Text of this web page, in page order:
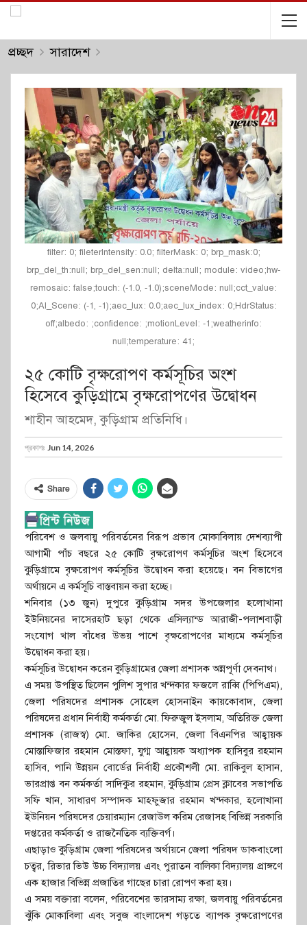
প্রচ্ছদ সারাদেশ
filter: 0; fileterIntensity: 0.0; filterMask: 0; brp_mask:0;
brp_del_th:null; brp_del_sen:null; delta:null; module: video;hw-
remosaic: false;touch: (-1.0, -1.0);sceneMode: null;cct_value:
0;AI_Scene: (-1, -1);aec_lux: 0.0;aec_lux_index: 0;HdrStatus:
off;albedo: ;confidence: ;motionLevel: -1;weatherinfo:
null;temperature: 41;
২৫ কোটি বৃক্ষরোপণ কর্মসূচির অংশ
হিসেবে কুড়িগ্রামে বৃক্ষরোপণের উদ্বোধন
শাহীন আহমেদ, কুড়িগ্রাম প্রতিনিধি।
প্রকাশঃ Jun 14, 2026
Share
পরিবেশ ও জলবায়ু পরিবর্তনের বিরূপ প্রভাব মোকাবিলায় দেশব্যাপী
আগামী পাঁচ বছরে ২৫ কোটি বৃক্ষরোপণ কর্মসূচির অংশ হিসেবে
কুড়িগ্রামে বৃক্ষরোপণ কর্মসূচির উদ্বোধন করা হয়েছে। বন বিভাগের
অর্থায়নে এ কর্মসূচি বাস্তবায়ন করা হচ্ছে।
শনিবার (১৩ জুন) দুপুরে কুড়িগ্রাম সদর উপজেলার হলোখানা
ইউনিয়নের দাসেরহাট ছড়া থেকে এসিল্যান্ড আরাজী-পলাশবাড়ী
সংযোগ খাল বাঁধের উভয় পাশে বৃক্ষরোপণের মাধ্যমে কর্মসূচির
উদ্বোধন করা হয়।
কর্মসূচির উদ্বোধন করেন কুড়িগ্রামের জেলা প্রশাসক অন্নপূর্ণা দেবনাথ।
এ সময় উপস্থিত ছিলেন পুলিশ সুপার খন্দকার ফজলে রাব্বি (পিপিএম),
জেলা পরিষদের প্রশাসক সোহেল হোসনাইন কায়কোবাদ, জেলা
পরিষদের প্রধান নির্বাহী কর্মকর্তা মো. ফিরুজুল ইসলাম, অতিরিক্ত জেলা
প্রশাসক (রাজস্ব) মো. জাকির হোসেন, জেলা বিএনপির আহ্বায়ক
মোস্তাফিজার রহমান মোস্তফা, যুগ্ম আহ্বায়ক অধ্যাপক হাসিবুর রহমান
হাসিব, পানি উন্নয়ন বোর্ডের নির্বাহী প্রকৌশলী মো. রাকিবুল হাসান,
ভারপ্রাপ্ত বন কর্মকর্তা সাদিকুর রহমান, কুড়িগ্রাম প্রেস ক্লাবের সভাপতি
সফি খান, সাধারণ সম্পাদক মাহফুজার রহমান খন্দকার, হলোখানা
ইউনিয়ন পরিষদের চেয়ারম্যান রেজাউল করিম রেজাসহ বিভিন্ন সরকারি
দপ্তরের কর্মকর্তা ও রাজনৈতিক ব্যক্তিবর্গ।
এছাড়াও কুড়িগ্রাম জেলা পরিষদের অর্থায়নে জেলা পরিষদ ডাকবাংলো
চত্বর, রিভার ভিউ উচ্চ বিদ্যালয় এবং পুরাতন বালিকা বিদ্যালয় প্রাঙ্গণে
এক হাজার বিভিন্ন প্রজাতির গাছের চারা রোপণ করা হয়।
এ সময় বক্তারা বলেন, পরিবেশের ভারসাম্য রক্ষা, জলবায়ু পরিবর্তনের
ঝুঁকি মোকাবিলা এবং সবুজ বাংলাদেশ গড়তে ব্যাপক বৃক্ষরোপণের